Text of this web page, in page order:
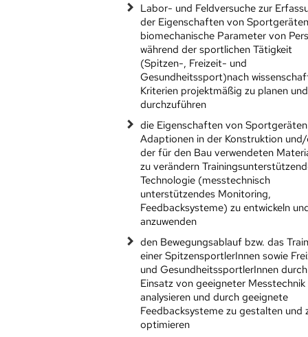
Labor- und Feldversuche zur
der Eigenschaften von
biomechanische Parameter von
während der sportlichen Tätigkeit
(Spitzen-, Freizeit- und
Gesundheitssport)nach
Kriterien projektmäßig zu planen und
durchzuführen
die Eigenschaften von
Adaptionen in der Konstruktion
der für den Bau verwendeten
zu verändern
Technologie (messtechnisch
unterstützendes Monitoring,
Feedbacksysteme) zu entwickeln
anzuwenden
den Bewegungsablauf bzw. das
einer SpitzensportlerInnen sowie
und GesundheitssportlerInnen
Einsatz von geeigneter Messtechnik
analysieren und durch geeignete
Feedbacksysteme zu gestalten und
optimieren